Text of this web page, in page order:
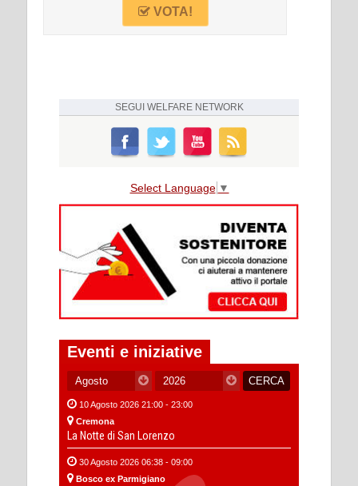
VOTA!
SEGUI WELFARE NETWORK
Select Language ▼
Eventi e iniziative
10 Agosto 2026 21:00 - 23:00
Cremona
La Notte di San Lorenzo
30 Agosto 2026 06:38 - 09:00
Bosco ex Parmigiano